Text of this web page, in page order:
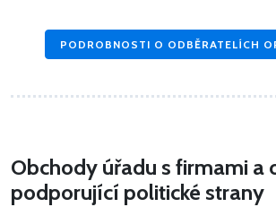
PODROBNOSTI O ODBĚRATELÍCH
Obchody úřadu s firmami a
podporující politické strany